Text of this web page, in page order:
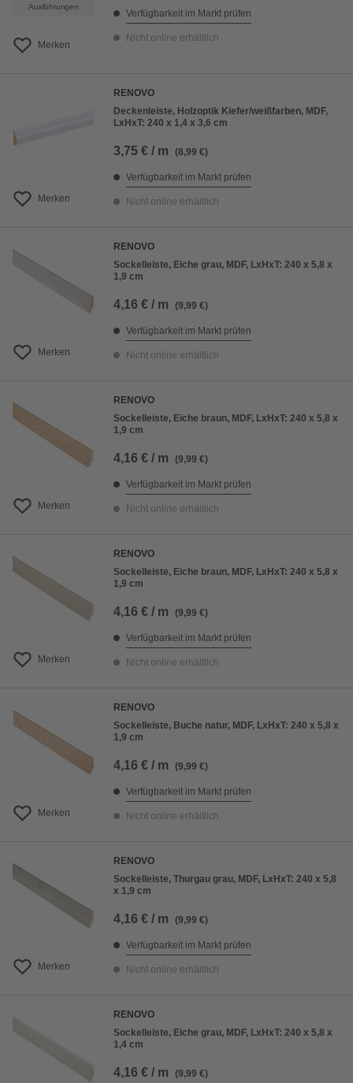
Ausführungen
Merken
Verfügbarkeit im Markt prüfen
Nicht online erhältlich
Merken
RENOVO
Deckenleiste, Holzoptik Kiefer/weißfarben, MDF,
LxHxT: 240 x 1,4 x 3,6 cm
3,75 € / m (8,99 €)
Verfügbarkeit im Markt prüfen
Nicht online erhältlich
Merken
RENOVO
Sockelleiste, Eiche grau, MDF, LxHxT: 240 x 5,8 x
1,9 cm
4,16 € / m (9,99 €)
Verfügbarkeit im Markt prüfen
Nicht online erhältlich
Merken
RENOVO
Sockelleiste, Eiche braun, MDF, LxHxT: 240 x 5,8 x
1,9 cm
4,16 € / m (9,99 €)
Verfügbarkeit im Markt prüfen
Nicht online erhältlich
Merken
RENOVO
Sockelleiste, Eiche braun, MDF, LxHxT: 240 x 5,8 x
1,9 cm
4,16 € / m (9,99 €)
Verfügbarkeit im Markt prüfen
Nicht online erhältlich
Merken
RENOVO
Sockelleiste, Buche natur, MDF, LxHxT: 240 x 5,8 x
1,9 cm
4,16 € / m (9,99 €)
Verfügbarkeit im Markt prüfen
Nicht online erhältlich
Merken
RENOVO
Sockelleiste, Thurgau grau, MDF, LxHxT: 240 x 5,8
x 1,9 cm
4,16 € / m (9,99 €)
Verfügbarkeit im Markt prüfen
Nicht online erhältlich
RENOVO
Sockelleiste, Eiche grau, MDF, LxHxT: 240 x 5,8 x
1,4 cm
4,16 € / m (9,99 €)